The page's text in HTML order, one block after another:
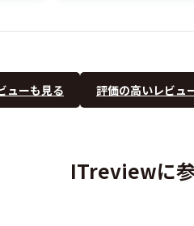
ューも見る 評価の高いレビュ
ITreviewに参